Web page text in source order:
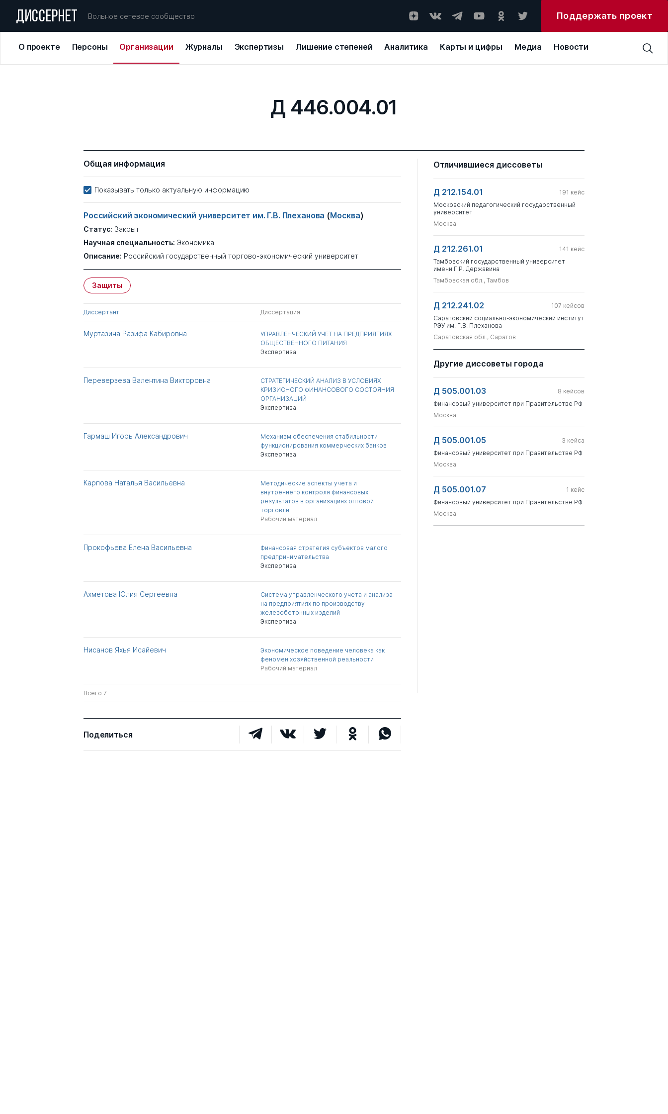
ДИССЕРНЕТ Вольное сетевое сообщество Поддержать проект
О проекте Персоны Организации Журналы Экспертизы Лишение степеней Аналитика Карты и цифры Медиа Новости
Д 446.004.01
Общая информация
Показывать только актуальную информацию
Российский экономический университет им. Г.В. Плеханова (Москва)
Статус: Закрыт
Научная специальность: Экономика
Описание: Российский государственный торгово-экономический университет
Защиты
Диссертант Диссертация
Муртазина Разифа Кабировна
УПРАВЛЕНЧЕСКИЙ УЧЕТ НА ПРЕДПРИЯТИЯХ
ОБЩЕСТВЕННОГО ПИТАНИЯ
Экспертиза
Переверзева Валентина Викторовна
СТРАТЕГИЧЕСКИЙ АНАЛИЗ В УСЛОВИЯХ
КРИЗИСНОГО ФИНАНСОВОГО СОСТОЯНИЯ
ОРГАНИЗАЦИЙ
Экспертиза
Гармаш Игорь Александрович
Механизм обеспечения стабильности
функционирования коммерческих банков
Экспертиза
Карпова Наталья Васильевна
Методические аспекты учета и
внутреннего контроля финансовых
результатов в организациях оптовой
торговли
Рабочий материал
Прокофьева Елена Васильевна
Финансовая стратегия субъектов малого
предпринимательства
Экспертиза
Ахметова Юлия Сергеевна
Система управленческого учета и анализа
на предприятиях по производству
железобетонных изделий
Экспертиза
Нисанов Яхья Исайевич
Экономическое поведение человека как
феномен хозяйственной реальности
Рабочий материал
Всего 7
Поделиться
Отличившиеся диссоветы
Д 212.154.01 191 кейс
Московский педагогический государственный
университет
Москва
Д 212.261.01 141 кейс
Тамбовский государственный университет
имени Г.Р. Державина
Тамбовская обл., Тамбов
Д 212.241.02 107 кейсов
Саратовский социально-экономический институт
РЭУ им. Г.В. Плеханова
Саратовская обл., Саратов
Другие диссоветы города
Д 505.001.03 8 кейсов
Финансовый университет при Правительстве РФ
Москва
Д 505.001.05 3 кейса
Финансовый университет при Правительстве РФ
Москва
Д 505.001.07 1 кейс
Финансовый университет при Правительстве РФ
Москва